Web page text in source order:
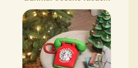
прямую связь с Северным
полюсом